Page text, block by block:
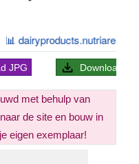
JPG Download
met behulp van
de site en bouw in
eigen exemplaar!